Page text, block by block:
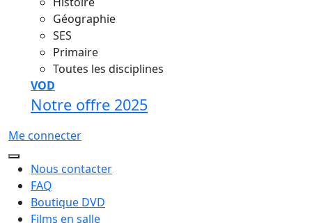
Géographie
SES
Primaire
Toutes les disciplines
VOD
Notre offre 2025
Me connecter
Nous contacter
FAQ
Boutique DVD
Films en salle